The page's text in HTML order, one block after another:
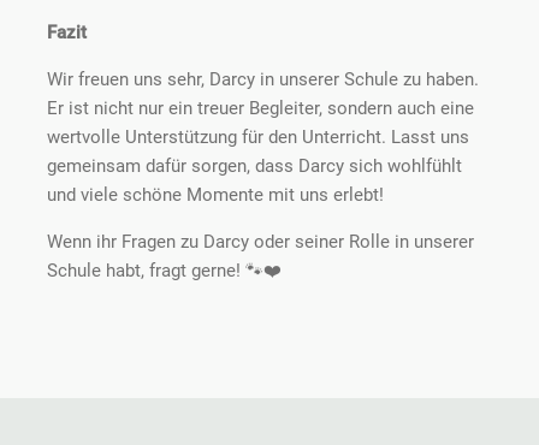
Fazit
Wir freuen uns sehr, Darcy in unserer Schule zu haben.
Er ist nicht nur ein treuer Begleiter, sondern auch eine
wertvolle Unterstützung für den Unterricht. Lasst uns
gemeinsam dafür sorgen, dass Darcy sich wohlfühlt
und viele schöne Momente mit uns erlebt!
Wenn ihr Fragen zu Darcy oder seiner Rolle in unserer
Schule habt, fragt gerne! 🐾❤️